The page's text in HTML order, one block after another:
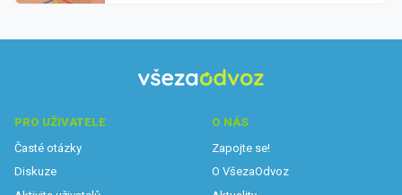
PRO UŽIVATELE
Časté otázky
Diskuze
O NÁS
Zapojte se!
O VšezaOdvoz